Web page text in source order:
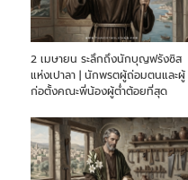
2 เมษายน ระลึกถึงนักบุญฟรังซิส
แห่งเปาลา | นักพรตผู้ถ่อมตนและผู้
ก่อตั้งคณะพี่น้องผู้ต่ำต้อยที่สุด